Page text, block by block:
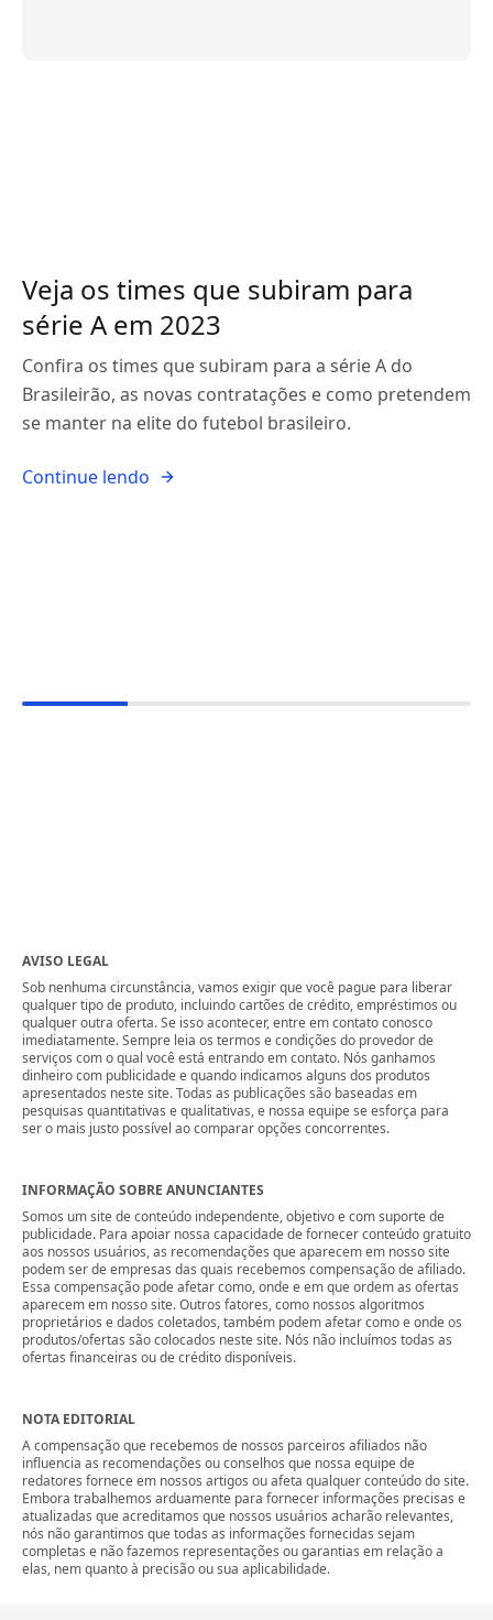
Veja os times que subiram para
série A em 2023
Confira os times que subiram para a série A do
Brasileirão, as novas contratações e como pretendem
se manter na elite do futebol brasileiro.
Continue lendo
AVISO LEGAL
Sob nenhuma circunstância, vamos exigir que você pague para liberar
qualquer tipo de produto, incluindo cartões de crédito, empréstimos ou
qualquer outra oferta. Se isso acontecer, entre em contato conosco
imediatamente. Sempre leia os termos e condições do provedor de
serviços com o qual você está entrando em contato. Nós ganhamos
dinheiro com publicidade e quando indicamos alguns dos produtos
apresentados neste site. Todas as publicações são baseadas em
pesquisas quantitativas e qualitativas, e nossa equipe se esforça para
ser o mais justo possível ao comparar opções concorrentes.
INFORMAÇÃO SOBRE ANUNCIANTES
Somos um site de conteúdo independente, objetivo e com suporte de
publicidade. Para apoiar nossa capacidade de fornecer conteúdo gratuito
aos nossos usuários, as recomendações que aparecem em nosso site
podem ser de empresas das quais recebemos compensação de afiliado.
Essa compensação pode afetar como, onde e em que ordem as ofertas
aparecem em nosso site. Outros fatores, como nossos algoritmos
proprietários e dados coletados, também podem afetar como e onde os
produtos/ofertas são colocados neste site. Nós não incluímos todas as
ofertas financeiras ou de crédito disponíveis.
NOTA EDITORIAL
A compensação que recebemos de nossos parceiros afiliados não
influencia as recomendações ou conselhos que nossa equipe de
redatores fornece em nossos artigos ou afeta qualquer conteúdo do site.
Embora trabalhemos arduamente para fornecer informações precisas e
atualizadas que acreditamos que nossos usuários acharão relevantes,
nós não garantimos que todas as informações fornecidas sejam
completas e não fazemos representações ou garantias em relação a
elas, nem quanto à precisão ou sua aplicabilidade.